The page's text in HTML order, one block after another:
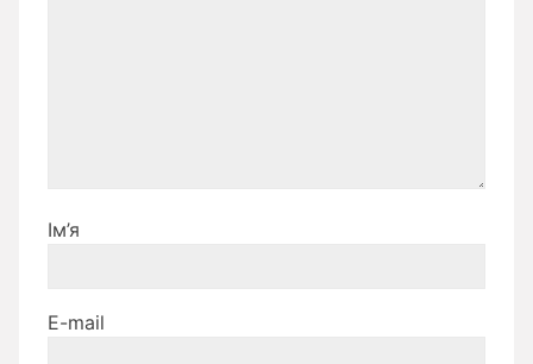
Ім’я
E-mail